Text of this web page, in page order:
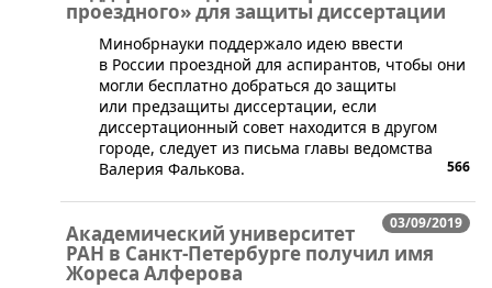
проездного» для защиты диссертации
​Минобрнауки поддержало идею ввести
в России проездной для аспирантов, чтобы они
могли бесплатно добраться до защиты
или предзащиты диссертации, если
диссертационный совет находится в другом
городе, следует из письма главы ведомства
Валерия Фалькова.
566
03/09/2019
Академический университет
РАН в Санкт-Петербурге получил имя
Жореса Алферова